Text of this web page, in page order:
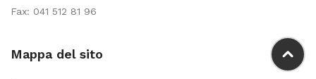
Fax: 041 512 81 96
Mappa del sito